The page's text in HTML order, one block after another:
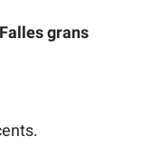
grans